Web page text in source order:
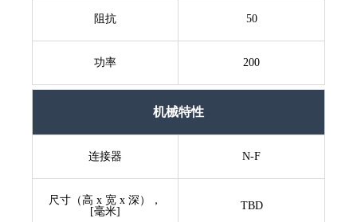
阻抗 50
功率 200
机械特性
连接器 N-F
尺寸（高 x 宽 x 深），
[毫米]
TBD